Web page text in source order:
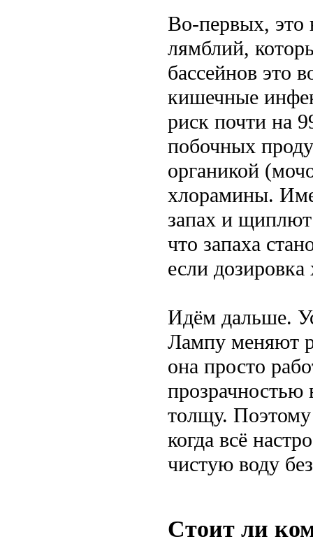
Во-первых, это
лямблий,
бассейнов это
кишечные
риск почти на
побочных
органикой
хлорамины.
запах и
что запаха
если
Идём дальше.
Лампу меняют
она просто
толщу.
когда всё
чистую воду
Стоит ли